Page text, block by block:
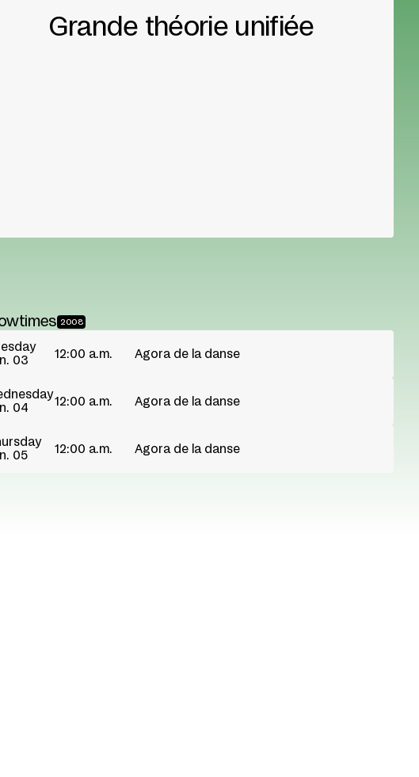
Grande théorie unifiée
2008
03
12:00 a.m. Agora de la danse
04
12:00 a.m. Agora de la danse
05
12:00 a.m. Agora de la danse